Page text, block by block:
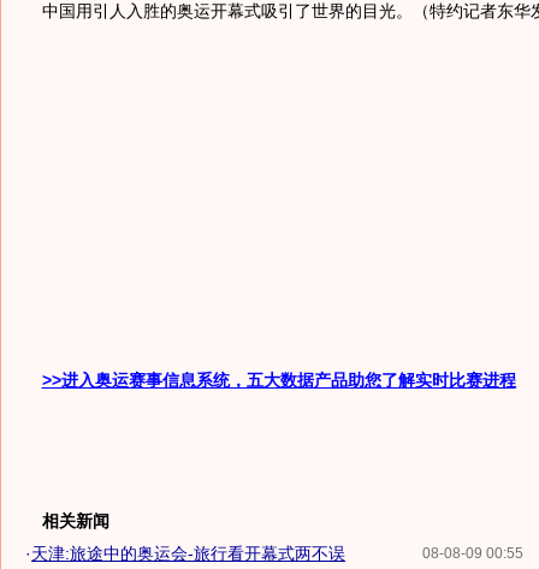
中国用引人入胜的奥运开幕式吸引了世界的目光。（特约记者东华
>>进入奥运赛事信息系统，五大数据产品助您了解实时比赛进程
相关新闻
08-08-09 00:55
·天津:旅途中的奥运会-旅行看开幕式两不误